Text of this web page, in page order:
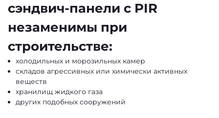
сэндвич-панели с PIR
незаменимы при
строительстве:
холодильных и морозильных камер
складов агрессивных или химически активных
веществ
хранилищ жидкого газа
других подобных сооружений